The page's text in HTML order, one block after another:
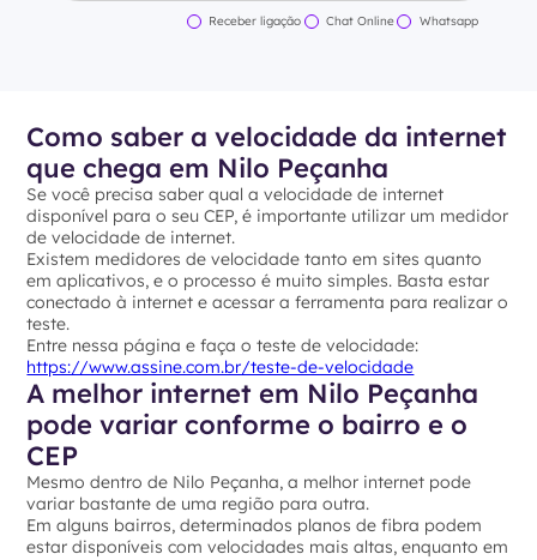
Receber ligação Chat Online Whatsapp
Como saber a velocidade da internet
que chega em Nilo Peçanha
Se você precisa saber qual a velocidade de internet
disponível para o seu CEP, é importante utilizar um medidor
de velocidade de internet.
Existem medidores de velocidade tanto em sites quanto
em aplicativos, e o processo é muito simples. Basta estar
conectado à internet e acessar a ferramenta para realizar o
teste.
Entre nessa página e faça o teste de velocidade:
https://www.assine.com.br/teste-de-velocidade
A melhor internet em Nilo Peçanha
pode variar conforme o bairro e o
CEP
Mesmo dentro de Nilo Peçanha, a melhor internet pode
variar bastante de uma região para outra.
Em alguns bairros, determinados planos de fibra podem
estar disponíveis com velocidades mais altas, enquanto em